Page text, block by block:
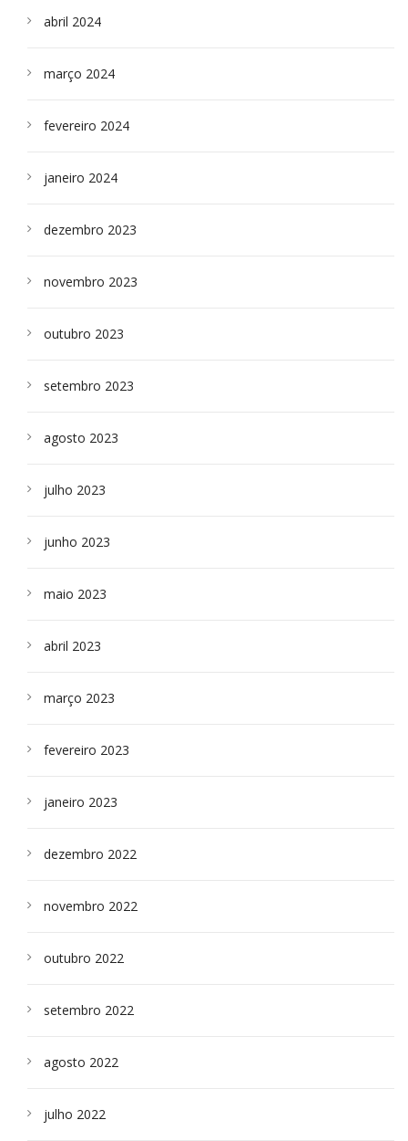
abril 2024
março 2024
fevereiro 2024
janeiro 2024
dezembro 2023
novembro 2023
outubro 2023
setembro 2023
agosto 2023
julho 2023
junho 2023
maio 2023
abril 2023
março 2023
fevereiro 2023
janeiro 2023
dezembro 2022
novembro 2022
outubro 2022
setembro 2022
agosto 2022
julho 2022